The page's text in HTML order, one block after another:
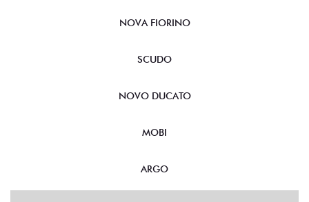
NOVA FIORINO
SCUDO
NOVO DUCATO
MOBI
ARGO